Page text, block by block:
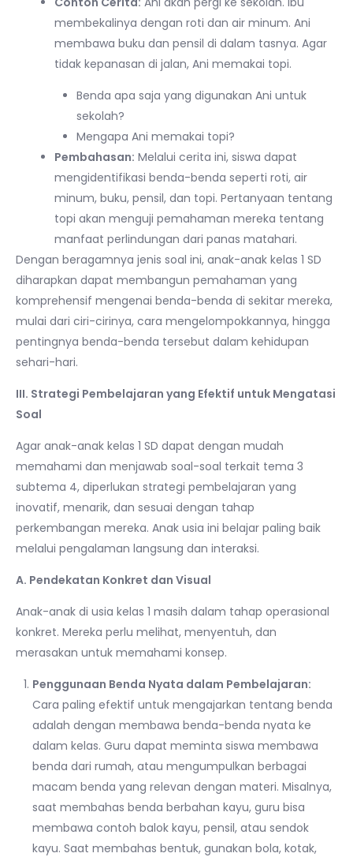
membekalinya dengan roti dan air minum. Ani
membawa buku dan pensil di dalam tasnya. Agar
tidak kepanasan di jalan, Ani memakai topi.
Benda apa saja yang digunakan Ani untuk
sekolah?
Mengapa Ani memakai topi?
Pembahasan: Melalui cerita ini, siswa dapat
mengidentifikasi benda-benda seperti roti, air
minum, buku, pensil, dan topi. Pertanyaan tentang
topi akan menguji pemahaman mereka tentang
manfaat perlindungan dari panas matahari.
Dengan beragamnya jenis soal ini, anak-anak kelas 1 SD
diharapkan dapat membangun pemahaman yang
komprehensif mengenai benda-benda di sekitar mereka,
mulai dari ciri-cirinya, cara mengelompokkannya, hingga
pentingnya benda-benda tersebut dalam kehidupan
sehari-hari.
III. Strategi Pembelajaran yang Efektif untuk Mengatasi
Soal
Agar anak-anak kelas 1 SD dapat dengan mudah
memahami dan menjawab soal-soal terkait tema 3
subtema 4, diperlukan strategi pembelajaran yang
inovatif, menarik, dan sesuai dengan tahap
perkembangan mereka. Anak usia ini belajar paling baik
melalui pengalaman langsung dan interaksi.
A. Pendekatan Konkret dan Visual
Anak-anak di usia kelas 1 masih dalam tahap operasional
konkret. Mereka perlu melihat, menyentuh, dan
merasakan untuk memahami konsep.
Penggunaan Benda Nyata dalam Pembelajaran:
Cara paling efektif untuk mengajarkan tentang benda
adalah dengan membawa benda-benda nyata ke
dalam kelas. Guru dapat meminta siswa membawa
benda dari rumah, atau mengumpulkan berbagai
macam benda yang relevan dengan materi. Misalnya,
saat membahas benda berbahan kayu, guru bisa
membawa contoh balok kayu, pensil, atau sendok
kayu. Saat membahas bentuk, gunakan bola, kotak,